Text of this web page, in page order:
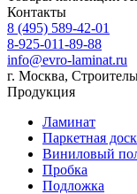
Контакты
8 (495) 589-42-01
8-925-011-89-88
info@evro-laminat.ru
г. Москва,
Продукция
Ламинат
Паркетная
Виниловый
Пробка
Подложка